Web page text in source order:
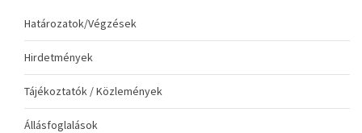
Határozatok/Végzések
Hirdetmények
Tájékoztatók / Közlemények
Állásfoglalások